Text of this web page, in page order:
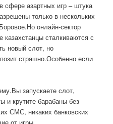
сфере азартных игр – штука
только в нескольких
онлайн-сектор
сталкиваются с
новый слот, но
страшно.Особенно если
запускаете слот,
и крутите барабаны без
СМС, никаких банковских